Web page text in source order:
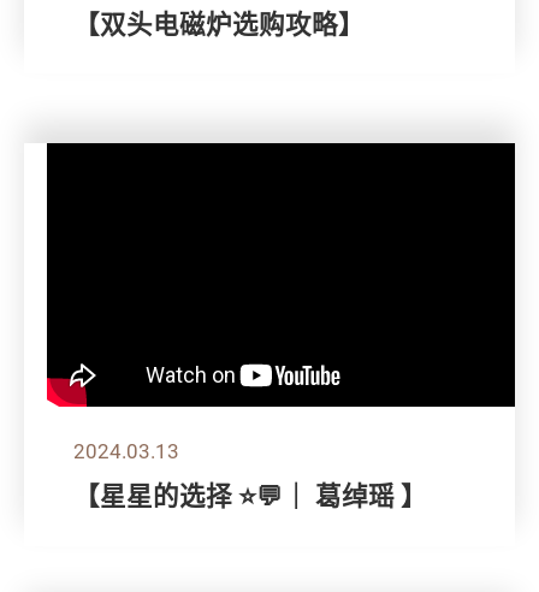
【双头电磁炉选购攻略】
2024.03.13
【星星的选择 ⭐💬｜ 葛绰瑶 】